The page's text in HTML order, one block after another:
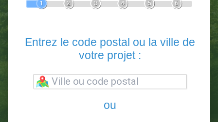
En 5 minutes, demandez3 devis comparatifs
votre projet :